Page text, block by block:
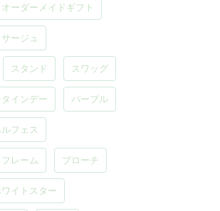
オーダーメイドギフト
サージュ
スタンド スワッグ
インデー パープル
フェス
フレーム ブローチ
ワイトスター